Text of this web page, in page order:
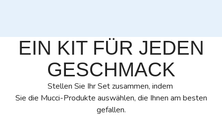
EIN KIT FÜR JEDEN
GESCHMACK
Stellen Sie Ihr Set zusammen, indem
Sie die Mucci-Produkte auswählen, die Ihnen am besten
gefallen.